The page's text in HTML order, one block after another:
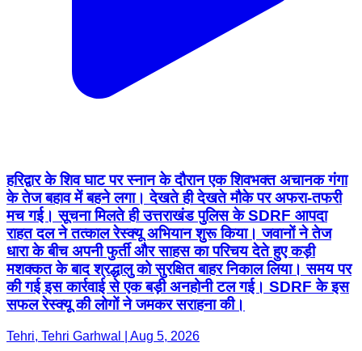
हरिद्वार के शिव घाट पर स्नान के दौरान एक शिवभक्त अचानक गंगा
के तेज बहाव में बहने लगा। देखते ही देखते मौके पर अफरा-तफरी
मच गई। सूचना मिलते ही उत्तराखंड पुलिस के SDRF आपदा
राहत दल ने तत्काल रेस्क्यू अभियान शुरू किया। जवानों ने तेज
धारा के बीच अपनी फुर्ती और साहस का परिचय देते हुए कड़ी
मशक्कत के बाद श्रद्धालु को सुरक्षित बाहर निकाल लिया। समय पर
की गई इस कार्रवाई से एक बड़ी अनहोनी टल गई। SDRF के इस
सफल रेस्क्यू की लोगों ने जमकर सराहना की।
Tehri, Tehri Garhwal | Aug 5, 2026